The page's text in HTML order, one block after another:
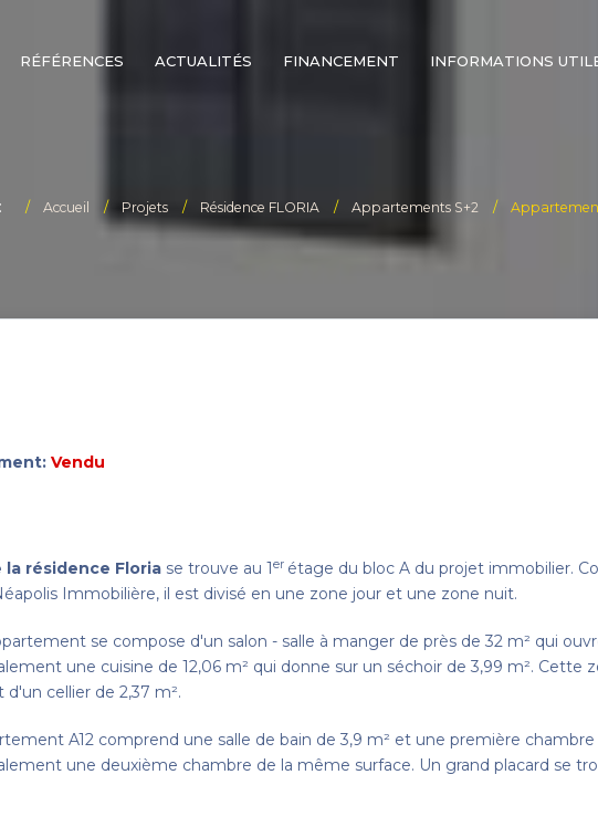
RÉFÉRENCES ACTUALITÉS FINANCEMENT INFORMATIONS
Accueil Projets Résidence FLORIA Appartements S+2
Vendu
la résidence Floria se trouve au 1er étage du bloc A du projet immobilier.
Immobilière, il est divisé en une zone jour et une zone nuit.
se compose d'un salon - salle à manger de près de 32 m² qui
une cuisine de 12,06 m² qui donne sur un séchoir de 3,99 m².
d'un cellier de 2,37 m².
A12 comprend une salle de bain de 3,9 m² et une première chambre
une deuxième chambre de la même surface. Un grand placard se